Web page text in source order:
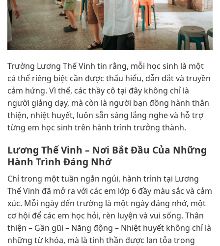
Trường Lương Thế Vinh tin rằng, mỗi học sinh là một
cá thể riêng biệt cần được thấu hiểu, dẫn dắt và truyền
cảm hứng. Vì thế, các thầy cô tại đây không chỉ là
người giảng dạy, mà còn là người bạn đồng hành thân
thiện, nhiệt huyết, luôn sẵn sàng lắng nghe và hỗ trợ
từng em học sinh trên hành trình trưởng thành.
Lương Thế Vinh – Nơi Bắt Đầu Của Những
Hành Trình Đáng Nhớ
Chỉ trong một tuần ngắn ngủi, hành trình tại Lương
Thế Vinh đã mở ra với các em lớp 6 đầy màu sắc và cảm
xúc. Mỗi ngày đến trường là một ngày đáng nhớ, một
cơ hội để các em học hỏi, rèn luyện và vui sống. Thân
thiện – Gần gũi – Năng động – Nhiệt huyết không chỉ là
những từ khóa, mà là tinh thần được lan tỏa trong